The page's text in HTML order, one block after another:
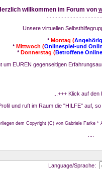
willkommen im Forum von
Unsere virtuellen
*Montag (
*Mittwoch (Onlinespiel-und
*Donnerstag (Betroffene
um EUREN gegenseitigen
...+++ Klick auf den
und ruft im Raum die "HILFE" auf,
dem Copyright (C) von Gabriele Farke *
Language/Sprache: